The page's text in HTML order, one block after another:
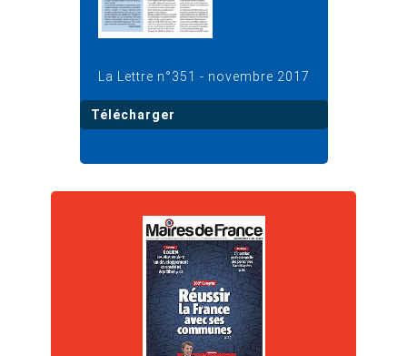
La Lettre n°351 - novembre 2017
Télécharger